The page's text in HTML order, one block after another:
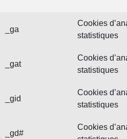
_ga
Cookies
statistiques
_gat
Cookies
statistiques
_gid
Cookies
statistiques
_gd#
Cookies